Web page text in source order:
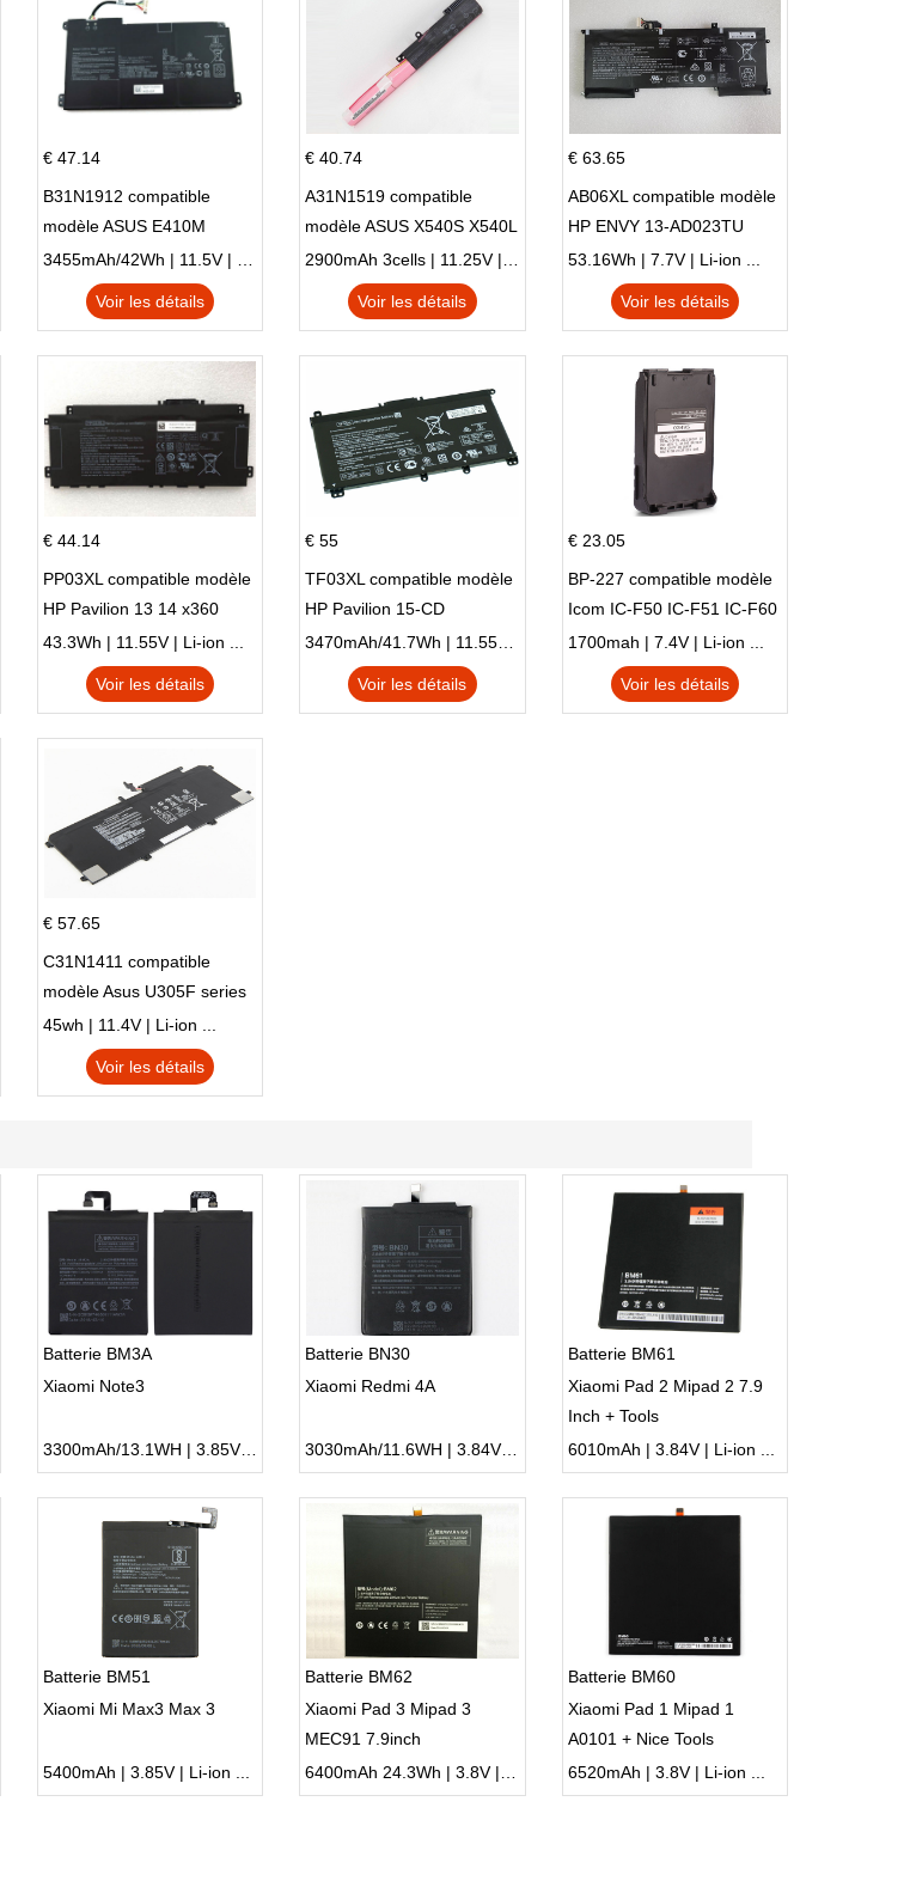
€ 47.14
B31N1912 compatible
modèle ASUS E410M
E410MA L410MA
Voir les détails
€ 40.74
A31N1519 compatible
modèle ASUS X540S X540L
X540LA-SI302 X540SA
X540S
Voir les détails
€ 63.65
AB06XL compatible modèle
HP ENVY 13-AD023TU
HSTNN-DB8C 921438-855
TPN-I128
53.16Wh | 7.7V | Li-ion ...
Voir les détails
€ 44.14
PP03XL compatible modèle
HP Pavilion 13 14 x360
L83388-AC1 L83388-421
HSTNN-LB8S M01118-421
M01144-005 13-BB 14-DV
43.3Wh | 11.55V | Li-ion ...
Voir les détails
€ 55
TF03XL compatible modèle
HP Pavilion 15-CD
Voir les détails
€ 23.05
BP-227 compatible modèle
Icom IC-F50 IC-F51 IC-F60
IC-F61 IC-M87
1700mah | 7.4V | Li-ion ...
Voir les détails
€ 57.65
C31N1411 compatible
modèle Asus U305F series
45wh | 11.4V | Li-ion ...
Voir les détails
Batterie BM3A
Xiaomi Note3
3300mAh/13.1WH | 3.85V | Li-ion ...
Batterie BN30
Xiaomi Redmi 4A
3030mAh/11.6WH | 3.84V | Li-ion ...
Batterie BM61
Xiaomi Pad 2 Mipad 2 7.9
Inch + Tools
6010mAh | 3.84V | Li-ion ...
Batterie BM51
Xiaomi Mi Max3 Max 3
5400mAh | 3.85V | Li-ion ...
Batterie BM62
Xiaomi Pad 3 Mipad 3
MEC91 7.9inch
Batterie BM60
Xiaomi Pad 1 Mipad 1
A0101 + Nice Tools
6520mAh | 3.8V | Li-ion ...